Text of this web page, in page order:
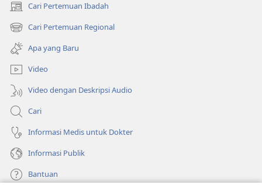
Cari Pertemuan Ibadah
(terbuka
di
window
baru)
Cari Pertemuan Regional
(terbuka
di
window
baru)
Apa yang Baru
Video
Video dengan Deskripsi Audio
Cari
Informasi Medis untuk Dokter
Informasi Publik
Bantuan